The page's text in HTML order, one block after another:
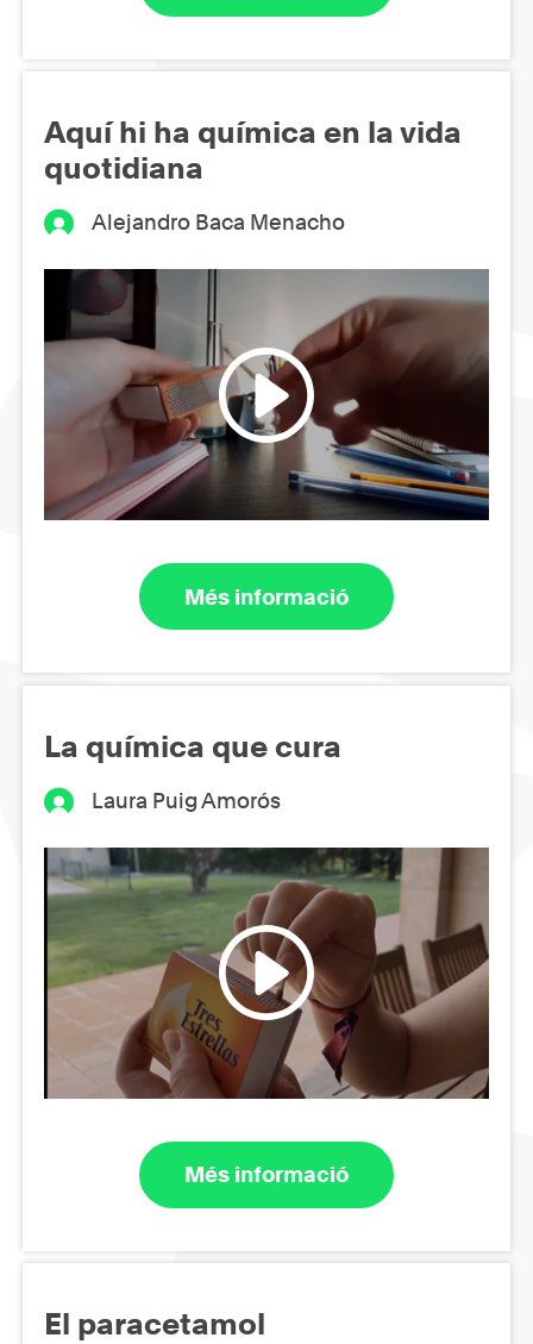
Aquí hi ha química en la vida
quotidiana
Alejandro Baca Menacho
Més informació
La química que cura
Laura Puig Amorós
Més informació
El paracetamol